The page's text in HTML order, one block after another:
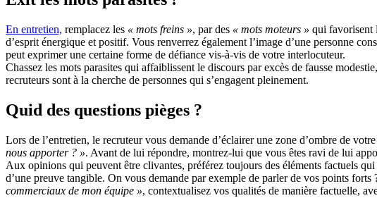
En entretien, remplacez les « mots freins », par des « mots moteurs » qui favorisent
d’esprit énergique et positif. Vous renverrez également l’image d’une personne
peut exprimer une certaine forme de défiance vis-à-vis de votre interlocuteur.
Chassez les mots parasites qui affaiblissent le discours par excès de fausse
recruteurs sont à la cherche de personnes qui s’engagent pleinement.
Quid des questions pièges ?
Lors de l’entretien, le recruteur vous demande d’éclairer une zone d’ombre de
nous apporter ? ». Avant de lui répondre, montrez-lui que vous êtes ravi de lui
Aux opinions qui peuvent être clivantes, préférez toujours des éléments factuels
d’une preuve tangible. On vous demande par exemple de parler de vos points
commerciaux de mon équipe », contextualisez vos qualités de manière factuelle,